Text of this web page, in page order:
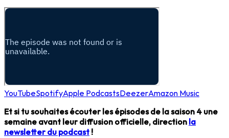
YouTubeSpotifyApple PodcastsDeezerAmazon Music
Et si tu souhaites écouter les épisodes de la saison 4 une
semaine avant leur diffusion officielle, direction la
newsletter du podcast !